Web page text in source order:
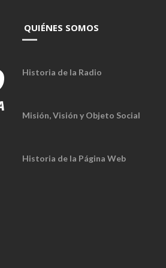
QUIÉNES SOMOS
Historia de la Radio
Misión, Visión y Objeto Social
Historia de la Página Web